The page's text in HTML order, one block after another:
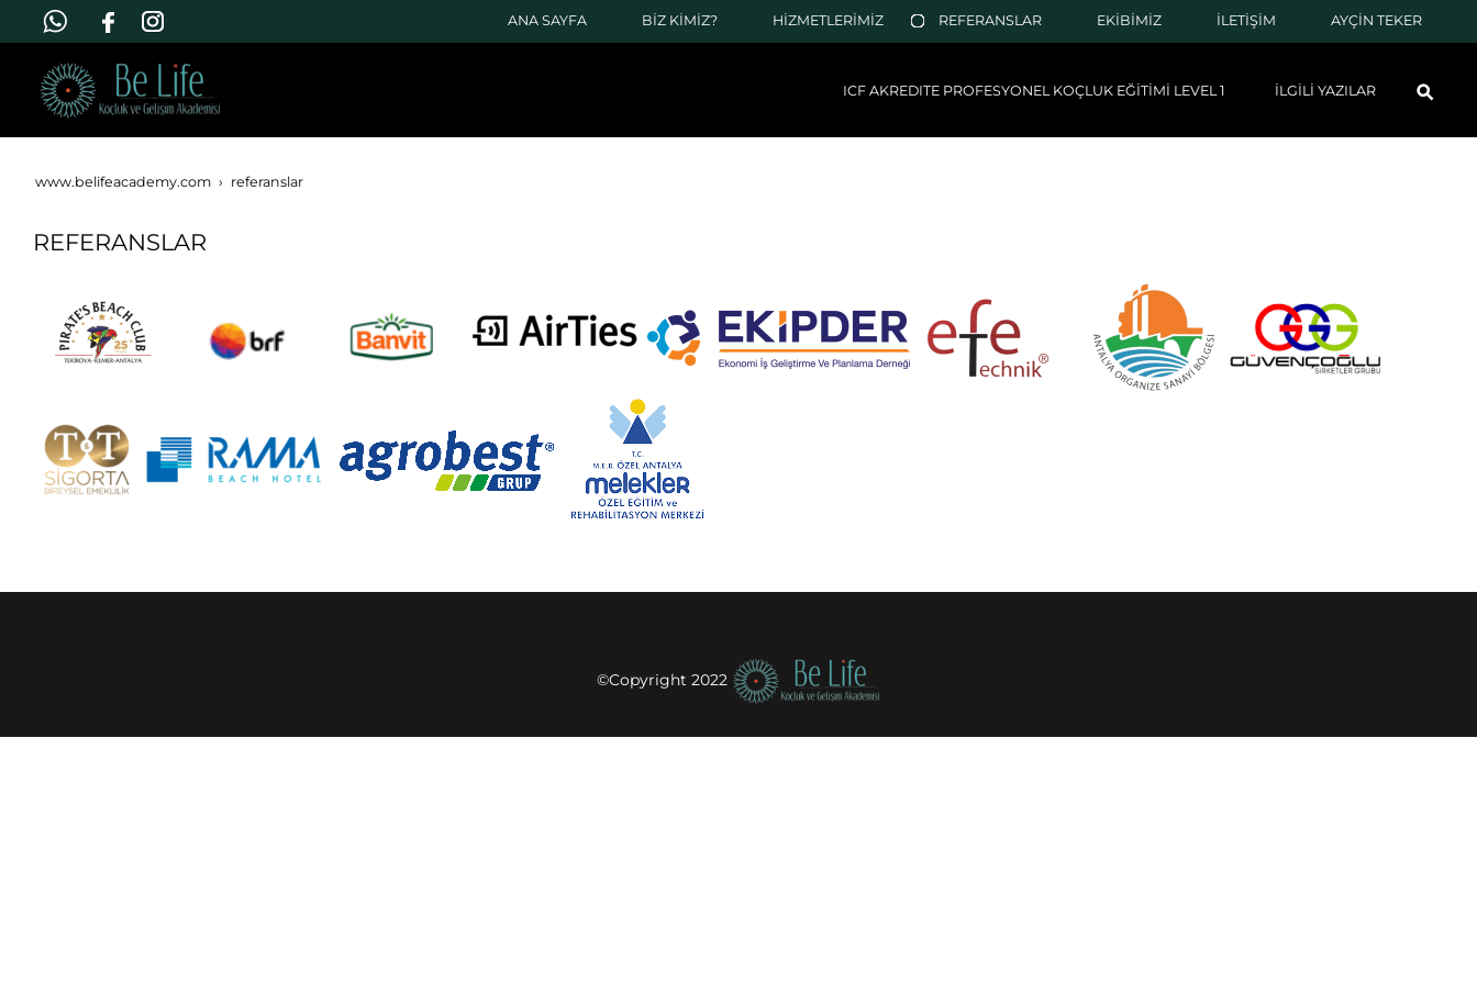
ANA SAYFA BİZ KİMİZ? HİZMETLERİMİZ REFERANSLAR EKİBİMİZ İLETİŞİM AYÇİN TEKER
ICF AKREDITE PROFESYONEL KOÇLUK EĞİTİMİ LEVEL 1 İLGİLİ YAZILAR
www.belifeacademy.com referanslar
REFERANSLAR
©Copyright 2022